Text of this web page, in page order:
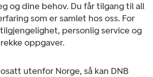
og dine behov. Du får tilgang til all
som er samlet hos oss. For
personlig service og
oppgaver.
utenfor Norge, så kan DNB